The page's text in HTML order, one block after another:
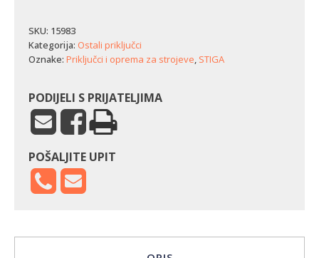
SKU: 15983
Kategorija: Ostali priključci
Oznake: Priključci i oprema za strojeve, STIGA
PODIJELI S PRIJATELJIMA
POŠALJITE UPIT